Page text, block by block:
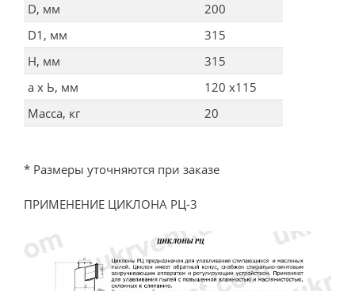
D, мм
200
D1, мм
315
Н, мм
315
а х Ь, мм
120 х115
Масса, кг
20
* Размеры уточняются при заказе
ПРИМЕНЕНИЕ ЦИКЛОНА РЦ-3